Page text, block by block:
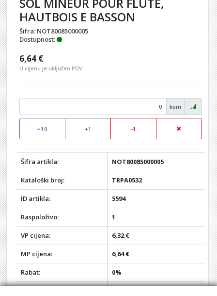
HAUTBOIS E BASSON
Šifra: NOT80085000005
Dostupnost:
6,64 €
U cijenu je uključen PDV
kom
+10 +1 -1
Šifra artikla: NOT80085000005
Kataloški broj: TRPA0532
ID artikla: 5594
Raspoloživo: 1
VP cijena: 6,32 €
MP cijena: 6,64 €
Rabat: 0%